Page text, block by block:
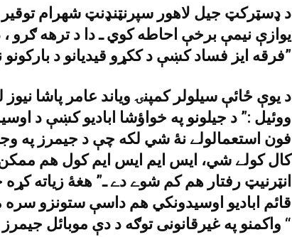
د ډسټرکټ جيل لاهور سپرنټنډنټ شهرام
يوازې نيمې برخې احاطه کوي ـ دا د ترهه ګرو ،
فرقه ايز فساد کښې د ککړو قيديانو د بارکونو نه بهر لګولے شوي دي ـ”
د يوې ځائې سيلولر کمپنۍ وياند عامر پاشا
ووئيل :” د جيلونو په خواؤشا اباديو کښې د
فون استعمالولے نۀ شي لکه چې د جيمرز په
کال کولے شي، ايس ايم ايس ايم کول هم
انټرنيټ رفتار هم کم شوے دے ـ” هغۀ زياته
قائم اباديو اوسيدونکي هم داسې ستونزو
واکمنو په غيرقانونى توګه د دې موبائل جيمرز فريکوئنسى غزولې ده ـ “